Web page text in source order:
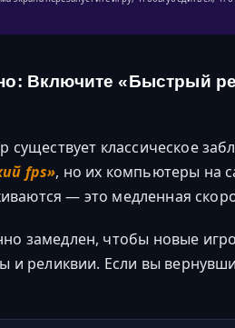
Включите «Быстрый
классическое
fps», но их компьютеры на
— это медленная
замедлен, чтобы новые
реликвии. Если вы